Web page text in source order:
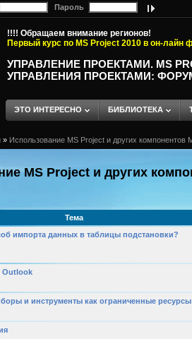
Пароль
!!!! Обращаем внимание регионов!
Первый курс по MS Project 2010 в он-лайн
УПРАВЛЕНИЕ ПРОЕКТАМИ. MS
УПРАВЛЕНИЯ ПРОЕКТАМИ:
ЭТО ИНТЕРЕСНО БИБЛИОТЕКА
» Использование MS Project и других компонентов
MS Project и других
Тема
импорта данных в таблицы подстановки?
Outlook
и инструменты как ограниченные ресурсы